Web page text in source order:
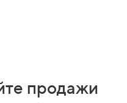
продажи